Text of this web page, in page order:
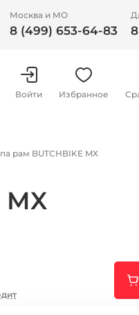
Москва и МО
8 (499) 653-64-83
Войти Избранное
рам BUTCHBIKE MX